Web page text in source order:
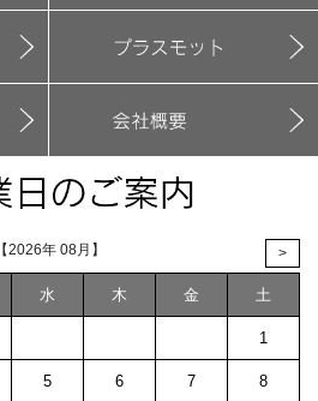
【2026年 08月】 >
水 木 金 土
1
5 6 7 8